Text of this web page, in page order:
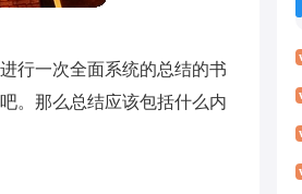
行一次全面系统的总结的书
。那么总结应该包括什么内